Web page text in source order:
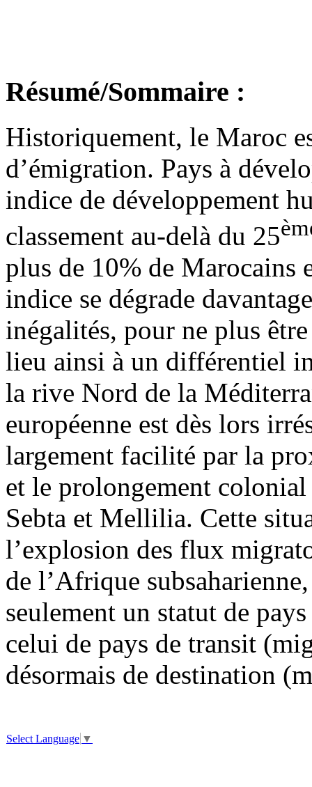
Résumé/Sommaire :
Historiquement, le Maroc
d’émigration. Pays à
indice de développement
classement au-delà du 25
plus de 10% de Marocains
indice se dégrade
inégalités, pour ne plus
lieu ainsi à un différentiel
la rive Nord de la
européenne est dès lors
largement facilité par la
et le prolongement colonial
Sebta et Mellilia. Cette
l’explosion des flux
de l’Afrique
seulement un statut de
celui de pays de transit
désormais de destination
Select Language ▼